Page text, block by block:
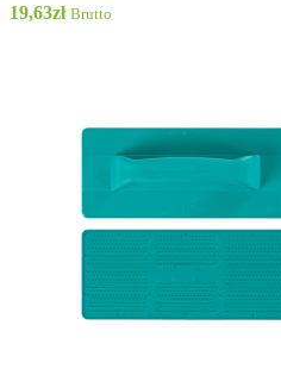
19,63zł Brutto